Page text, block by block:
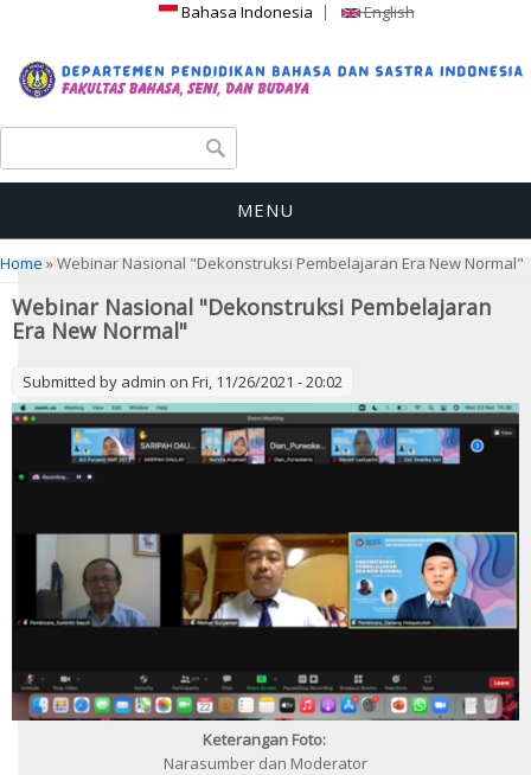
Bahasa Indonesia English
Search form
MENU
You are here
Home » Webinar Nasional "Dekonstruksi Pembelajaran Era New Normal"
Webinar Nasional "Dekonstruksi Pembelajaran
Era New Normal"
Submitted by admin on Fri, 11/26/2021 - 20:02
Keterangan Foto:
Narasumber dan Moderator